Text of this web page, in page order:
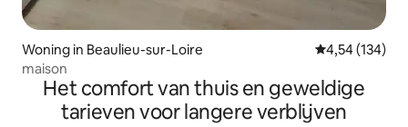
Woning in Beaulieu-sur-Loire Gemiddelde
4,54 (134)
maison
Het comfort van thuis en geweldige
tarieven voor langere verblijven